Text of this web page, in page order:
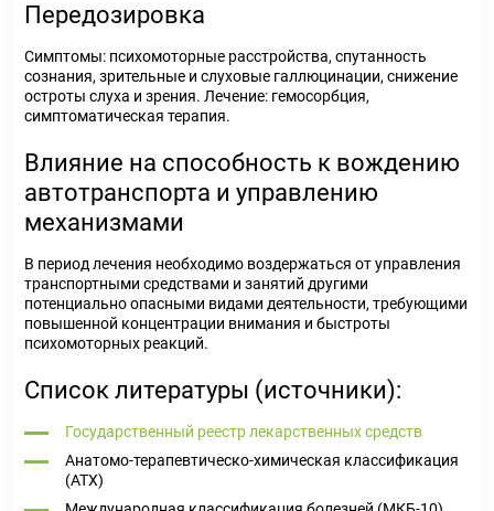
Передозировка
Симптомы: психомоторные расстройства, спутанность
сознания, зрительные и слуховые галлюцинации, снижение
остроты слуха и зрения. Лечение: гемосорбция,
симптоматическая терапия.
Влияние на способность к вождению
автотранспорта и управлению
механизмами
В период лечения необходимо воздержаться от управления
транспортными средствами и занятий другими
потенциально опасными видами деятельности, требующими
повышенной концентрации внимания и быстроты
психомоторных реакций.
Список литературы (источники):
Государственный реестр лекарственных средств
Анатомо-терапевтическо-химическая классификация
(ATX)